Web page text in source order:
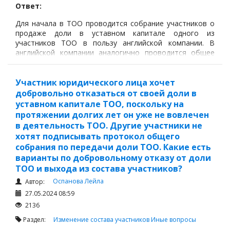
Ответ:
Для начала в ТОО проводится собрание участников о
продаже доли в уставном капитале одного из
участников ТОО в пользу английской компании. В
английской компании аналогично проводится общее
собрание участников о покупке доли уставном
Участник юридического лица хочет
добровольно отказаться от своей доли в
уставном капитале ТОО, поскольку на
протяжении долгих лет он уже не вовлечен
в деятельность ТОО. Другие участники не
хотят подписывать протокол общего
собрания по передачи доли ТОО. Какие есть
варианты по добровольному отказу от доли
ТОО и выхода из состава участников?
Автор:
Оспанова Лейла
27.05.2024 08:59
2136
Раздел: Изменение состава участниковИные вопросы